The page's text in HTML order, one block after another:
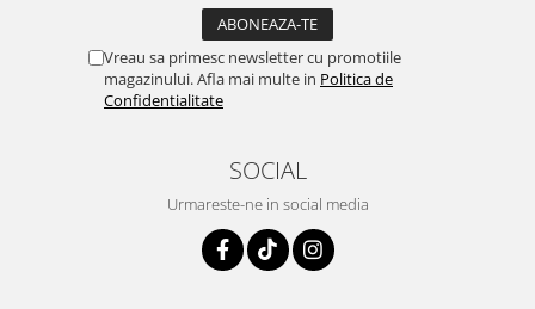
Vreau sa primesc newsletter cu promotiile
magazinului. Afla mai multe in Politica de
Confidentialitate
SOCIAL
Urmareste-ne in social media